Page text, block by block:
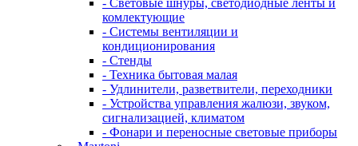
- Световые шнуры, светодиодные ленты и
комлектующие
- Системы вентиляции и
кондиционирования
- Стенды
- Техника бытовая малая
- Удлинители, разветвители, переходники
- Устройства управления жалюзи, звуком,
сигнализацией, климатом
- Фонари и переносные световые приборы